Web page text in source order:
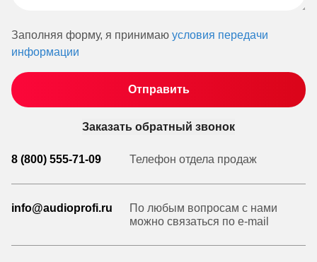
Заполняя форму, я принимаю условия передачи
информации
Заказать обратный звонок
8 (800) 555-71-09 Телефон отдела продаж
info@audioprofi.ru
По любым вопросам с нами
можно связаться по e-mail